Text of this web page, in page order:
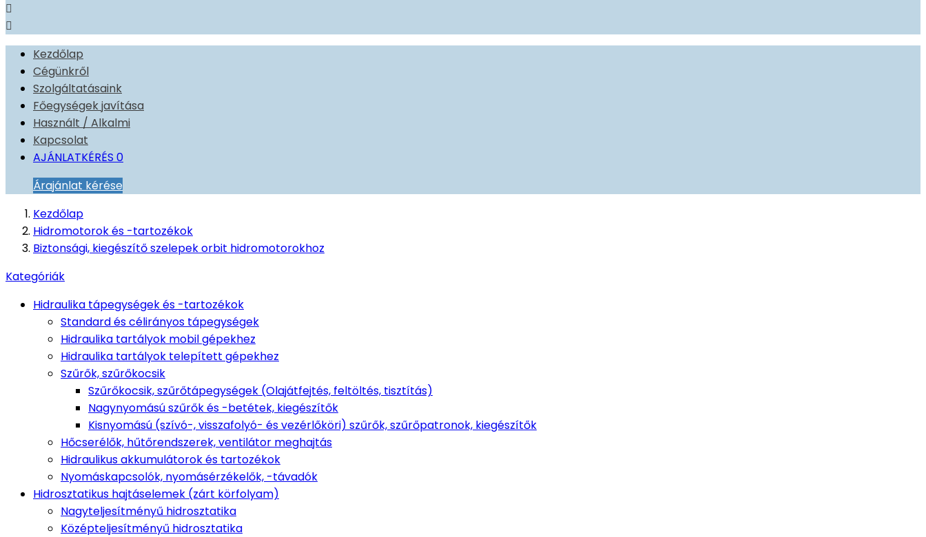


Kezdőlap
Cégünkről
Szolgáltatásaink
Főegységek javítása
Használt / Alkalmi
Kapcsolat
AJÁNLATKÉRÉS 0
Árajánlat kérése
Kezdőlap
Hidromotorok és -tartozékok
Biztonsági, kiegészítő szelepek orbit hidromotorokhoz
Kategóriák
Hidraulika tápegységek és -tartozékok
Standard és célirányos tápegységek
Hidraulika tartályok mobil gépekhez
Hidraulika tartályok telepített gépekhez
Szűrők, szűrőkocsik
Szűrőkocsik, szűrőtápegységek (Olajátfejtés, feltöltés, tisztítás)
Nagynyomású szűrők és -betétek, kiegészítők
Kisnyomású (szívó-, visszafolyó- és vezérlőköri) szűrők, szűrőpatronok, kiegészítők
Hőcserélők, hűtőrendszerek, ventilátor meghajtás
Hidraulikus akkumulátorok és tartozékok
Nyomáskapcsolók, nyomásérzékelők, -távadók
Hidrosztatikus hajtáselemek (zárt körfolyam)
Nagyteljesítményű hidrosztatika
Középteljesítményű hidrosztatika